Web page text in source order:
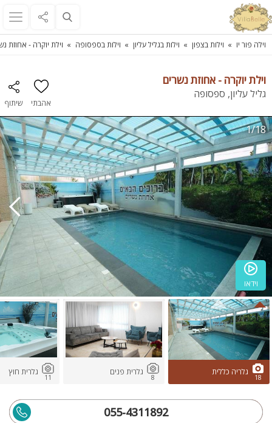
וילה פור יו וילות בצפון וילות בגליל עליון וילות בספסופה וילת יוקרה - אחוזת
וילת יוקרה - אחוזת נשרים
גליל עליון, ספסופה
אהבתי שיתוף
וידאו
1/18
18
גלריה כללית
8
גלרית פנים
11
גלרית חוץ
055-4311892